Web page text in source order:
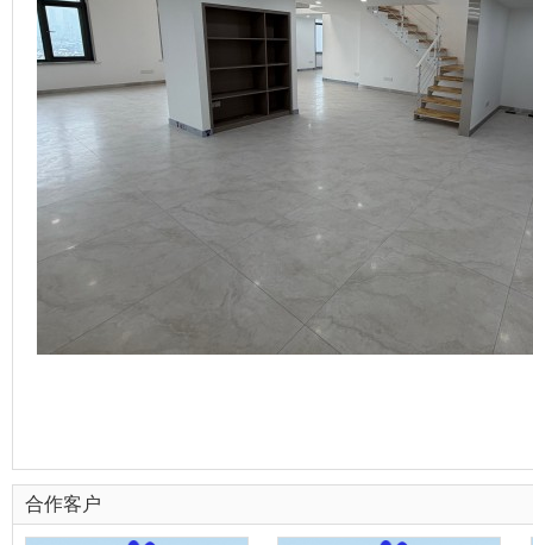
合作客户